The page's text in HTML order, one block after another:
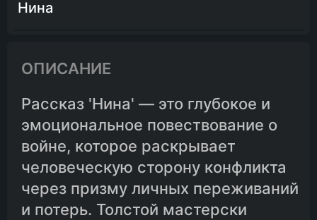
Нина
ОПИСАНИЕ
Рассказ 'Нина' — это глубокое и
эмоциональное повествование о
войне, которое раскрывает
человеческую сторону конфликта
через призму личных переживаний
и потерь. Толстой мастерски